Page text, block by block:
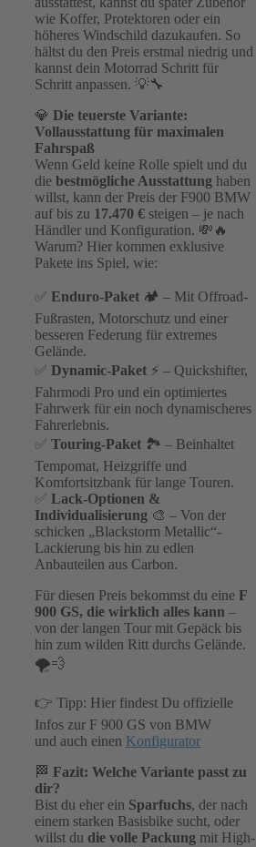
wie Koffer, Protektoren oder ein
höheres Windschild dazukaufen. So
hältst du den Preis erstmal niedrig und
kannst dein Motorrad Schritt für
Schritt anpassen. 💡🔧
💎 Die teuerste Variante:
Vollausstattung für maximalen
Fahrspaß
Wenn Geld keine Rolle spielt und du
die bestmögliche Ausstattung haben
willst, kann der Preis der F900 BMW
auf bis zu 17.470 € steigen – je nach
Händler und Konfiguration. 💸🔥
Warum? Hier kommen exklusive
Pakete ins Spiel, wie:
✅ Enduro-Paket 🏕 – Mit Offroad-
Fußrasten, Motorschutz und einer
besseren Federung für extremes
Gelände.
✅ Dynamic-Paket ⚡ – Quickshifter,
Fahrmodi Pro und ein optimiertes
Fahrwerk für ein noch dynamischeres
Fahrerlebnis.
✅ Touring-Paket 🏞 – Beinhaltet
Tempomat, Heizgriffe und
Komfortsitzbank für lange Touren.
✅ Lack-Optionen &
Individualisierung 🎨 – Von der
schicken „Blackstorm Metallic“-
Lackierung bis hin zu edlen
Anbauteilen aus Carbon.
Für diesen Preis bekommst du eine F
900 GS, die wirklich alles kann –
von der langen Tour mit Gepäck bis
hin zum wilden Ritt durchs Gelände.
🌪💨
👉 Tipp: Hier findest Du offizielle
Infos zur F 900 GS von BMW
und auch einen Konfigurator
🏁 Fazit: Welche Variante passt zu
dir?
Bist du eher ein Sparfuchs, der nach
einem starken Basisbike sucht, oder
willst du die volle Packung mit High-